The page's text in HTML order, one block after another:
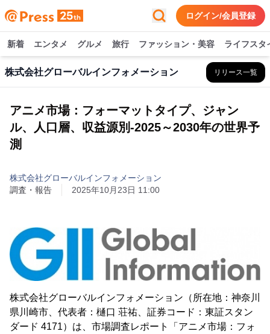
ログイン/会員登録
新着 エンタメ グルメ 旅行 ファッション・美容 ライフスタ
株式会社グローバルインフォメーション リリース一覧
アニメ市場：フォーマットタイプ、ジャン
ル、人口層、収益源別-2025～2030年の世界予
測
株式会社グローバルインフォメーション
調査・報告
2025年10月23日 11:00
株式会社グローバルインフォメーション（所在地：神奈川
県川崎市、代表者：樋口 荘祐、証券コード：東証スタン
ダード 4171）は、市場調査レポート「アニメ市場：フォ